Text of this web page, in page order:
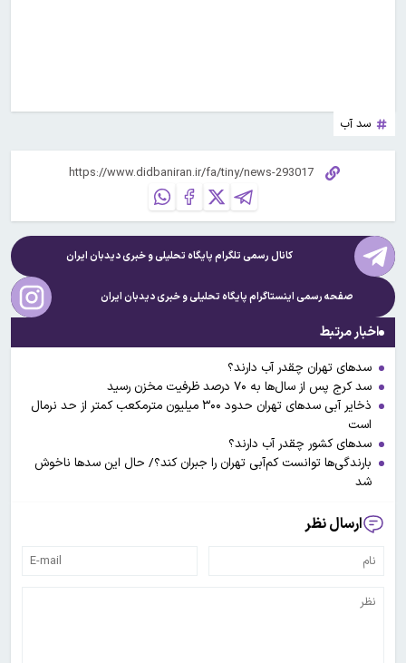
سد آب
کانال رسمی تلگرام پایگاه تحلیلی و خبریدیدبان ایران
صفحه رسمی اینستاگرام پایگاه تحلیلی و خبریدیدبان ایران
اخبار مرتبط
سدهای تهران چقدر آب دارند؟
سد کرج پس از سال‌ها به ۷۰ درصد ظرفیت مخزن رسید
ذخایر آبی سد‌های تهران حدود ۳۰۰ میلیون مترمکعب کمتر از حد نرمال
است
سدهای کشور چقدر آب دارند؟
بارندگی‌ها توانست کم‌آبی تهران را جبران کند؟/ حال این سدها ناخوش
شد
ارسال نظر